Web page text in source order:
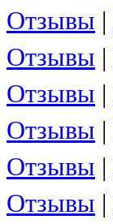
Отзывы |
Отзывы |
Отзывы |
Отзывы |
Отзывы |
Отзывы |